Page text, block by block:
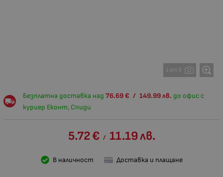
1 от 3
Безплатна доставка над 76.69 € / 149.99 лв. до офис с
куриер Еконт, Спиди
5.72€ / 11.19лв.
В наличност Доставка и плащане